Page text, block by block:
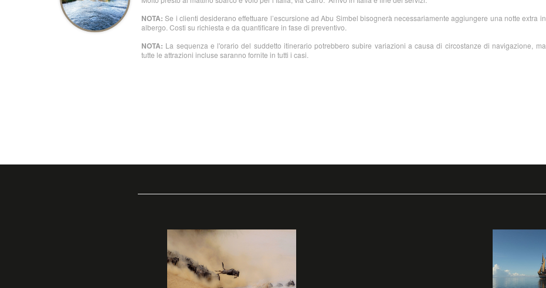
NOTA: Se i clienti desiderano effettuare l’escursione ad Abu Simbel bisognerà necessariamente aggiungere una notte extra in
albergo. Costi su richiesta e da quantificare in fase di preventivo.
NOTA: La sequenza e l'orario del suddetto itinerario potrebbero subire variazioni a causa di circostanze di navigazione, ma
tutte le attrazioni incluse saranno fornite in tutti i casi.